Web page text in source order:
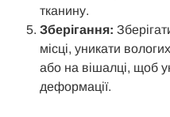
тканину.
Зберігання:
місці, уникати
або на вішалці, щоб
деформації.